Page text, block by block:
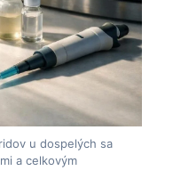
u dospelých sa
a celkovým